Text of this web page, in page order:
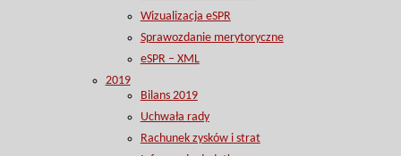
Wizualizacja eSPR
Sprawozdanie merytoryczne
eSPR – XML
2019
Bilans 2019
Uchwała rady
Rachunek zysków i strat